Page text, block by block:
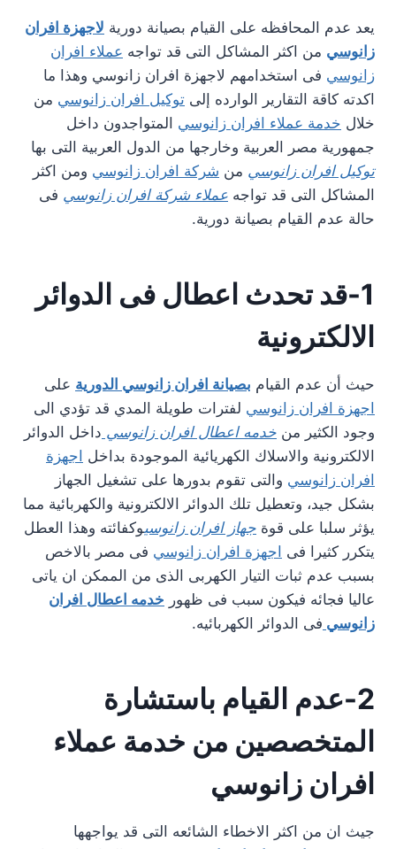
يعد عدم المحافظه على القيام بصيانة دورية لاجهزة افران
زانوسي من اكثر المشاكل التى قد تواجه عملاء افران
زانوسي فى استخدامهم لاجهزة افران زانوسي وهذا ما
اكدته كاقة التقارير الوارده إلى توكيل افران زانوسي من
خلال خدمة عملاء افران زانوسي المتواجدون داخل
جمهورية مصر العربية وخارجها من الدول العربية التى بها
توكيل افران زانوسي من شركة افران زانوسي ومن اكثر
المشاكل التى قد تواجه عملاء شركة افران زانوسي فى
حالة عدم القيام بصيانة دورية.
1-قد تحدث اعطال فى الدوائر
الالكترونية
حيث أن عدم القيام بصيانة افران زانوسي الدورية على
اجهزة افران زانوسي لفترات طويلة المدي قد تؤدي الى
وجود الكثير من خدمه اعطال افران زانوسي داخل الدوائر
الالكترونية والاسلاك الكهريائية الموجودة بداخل اجهزة
افران زانوسي والتى تقوم بدورها على تشغيل الجهاز
بشكل جيد، وتعطيل تلك الدوائر الالكترونية والكهربائية مما
يؤثر سلبا على قوة جهاز افران زانوسيوكفائته وهذا العطل
يتكرر كثيرا فى اجهزة افران زانوسي فى مصر بالاخص
بسبب عدم ثبات التيار الكهربى الذى من الممكن ان ياتى
عاليا فجائه فيكون سبب فى ظهور خدمه اعطال افران
زانوسي فى الدوائر الكهربائيه.
2-عدم القيام باستشارة
المتخصصين من خدمة عملاء
افران زانوسي
جيث ان من اكثر الاخطاء الشائعه التى قد يواجهها